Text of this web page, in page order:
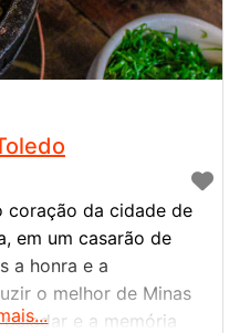
coração da cidade de
em um casarão de
a honra e a
o melhor de Minas
e a memória